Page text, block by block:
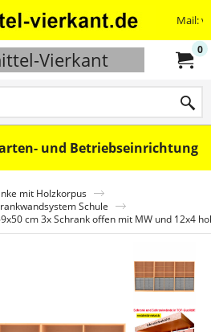
Mail:
Vierkant 0
und Betriebseinrichtung
mit Holzkorpus
Schule
cm 3x Schrank offen mit MW und 12x4